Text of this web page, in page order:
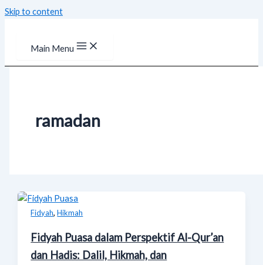
Skip to content
Main Menu
ramadan
Fidyah,Hikmah
Fidyah Puasa dalam Perspektif Al-Qur’an
dan Hadis: Dalil, Hikmah, dan